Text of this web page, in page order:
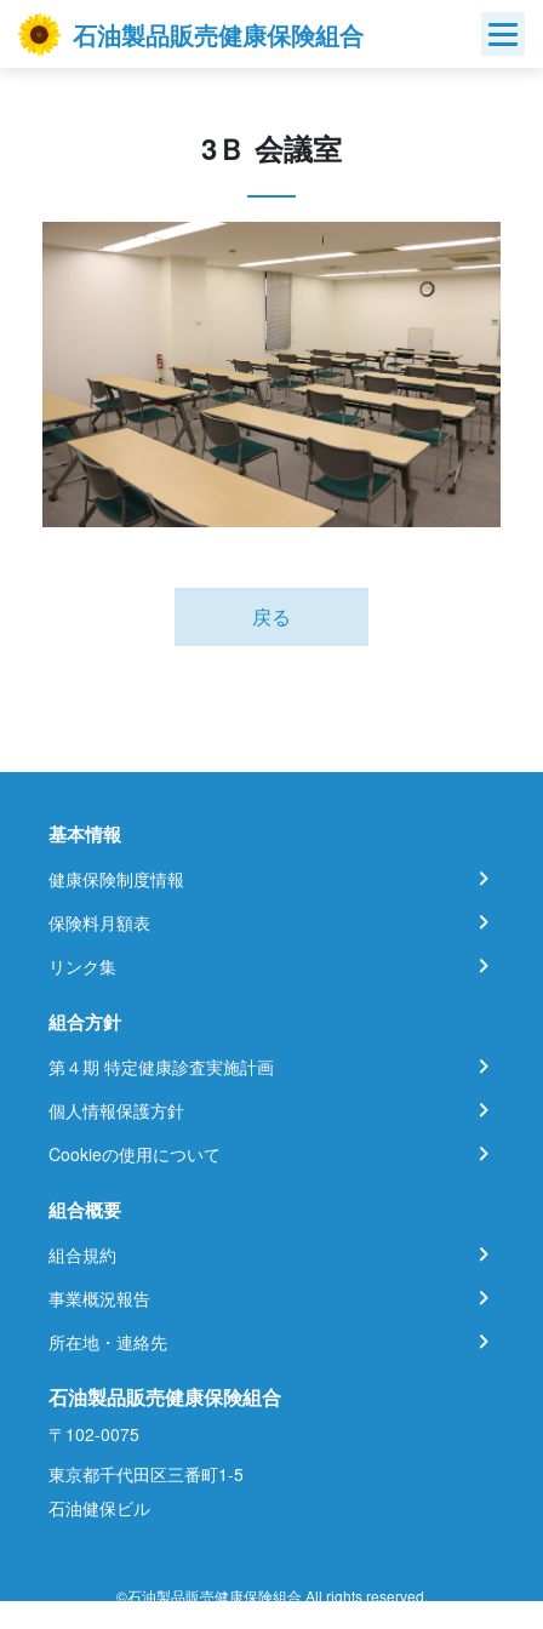
Skip
石油製品販売健康保険組合
3Ｂ 会議室
戻る
基本情報
健康保険制度情報
保険料月額表
リンク集
組合方針
第４期 特定健康診査実施計画
個人情報保護方針
Cookieの使用について
組合概要
組合規約
事業概況報告
所在地・連絡先
石油製品販売健康保険組合
〒102-0075
東京都千代田区三番町1-5
石油健保ビル
©石油製品販売健康保険組合 All rights reserved.